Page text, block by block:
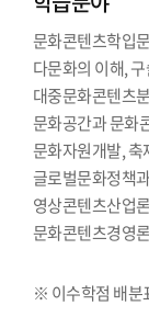
문화콘텐츠학입
다문화의 이해,
대중문화콘텐츠
문화공간과 문화
문화자원개발, 축
글로벌문화정책
영상콘텐츠산업
문화콘텐츠경영
※ 이수학점 배분